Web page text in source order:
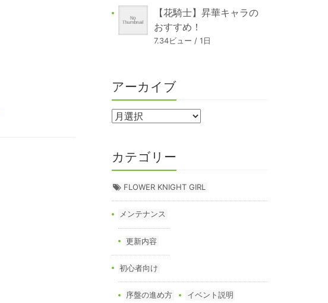
【花騎士】昇華キャラの
おすすめ！
7.34ビュー / 1日
アーカイブ
カテゴリー
FLOWER KNIGHT GIRL
メンテナンス
更新内容
初心者向け
序盤の進め方 イベント説明